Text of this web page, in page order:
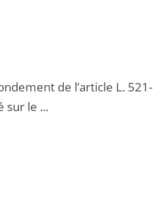
de l’article L. 521-
sur le ...